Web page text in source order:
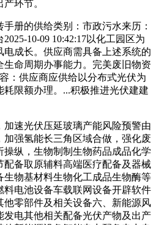
环节。
的供给类别：市政污水来历：
10-09 10:42:17以化工园区为
成长。供应商需具备上述系统的
命周期办事能力。完美废旧物资
：供应商应供给以分布式光伏为
限额办理。...积极推进光伏建建
速光伏压延玻璃产能风险预警由
强氢能长三角区域合做，强化废
纵，生物制制生物药品成品化学
备取原辅料高端医疗配备及器械
物基材料生物化工成品生物酶等
料电池设备车载联网设备开辟软件
他零部件及相关设备六、新能源风
电其他相关配备光伏产物及出产